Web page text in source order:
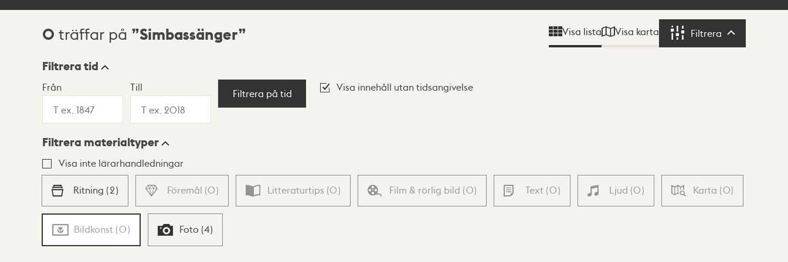
Sökresultat
0 träffar på Simbassänger Visa lista Visa karta Filtrera Filtrera
Visningsläge
Lista Karta
Filtrera tid
Från Till
Filtrera på tid
Visa innehåll utan tidsangivelse
Filtrera materialtyper
Visa inte lärarhandledningar
Ritning (2) Föremål (0) Litteraturtips (0) Film & rörlig bild (0) Text (0) Ljud (0) Karta (0)
Bildkonst (0) Foto (4)